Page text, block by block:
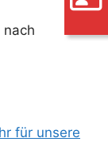
nach
für unsere